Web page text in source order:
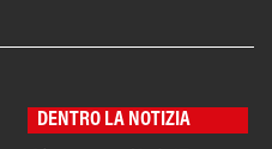
DENTRO LA NOTIZIA